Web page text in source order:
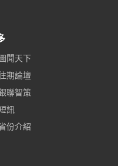
圖聞天下
期論壇
聯智策
訊
份介紹